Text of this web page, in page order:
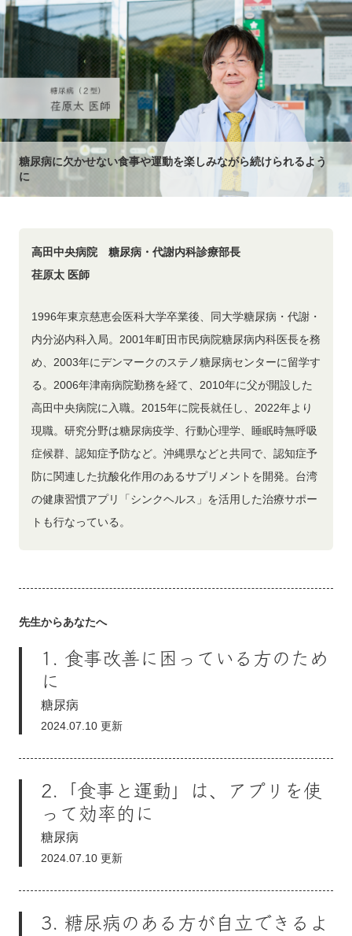
糖尿病に欠かせない食事や運動を楽しみながら続けられるよう
に
高田中央病院 糖尿病・代謝内科診療部長
荏原太 医師
1996年東京慈恵会医科大学卒業後、同大学糖尿病・代謝・
内分泌内科入局。2001年町田市民病院糖尿病内科医長を務
め、2003年にデンマークのステノ糖尿病センターに留学す
る。2006年津南病院勤務を経て、2010年に父が開設した
高田中央病院に入職。2015年に院長就任し、2022年より
現職。研究分野は糖尿病疫学、行動心理学、睡眠時無呼吸
症候群、認知症予防など。沖縄県などと共同で、認知症予
防に関連した抗酸化作用のあるサプリメントを開発。台湾
の健康習慣アプリ「シンクヘルス」を活用した治療サポー
トも行なっている。
先生からあなたへ
1. 食事改善に困っている方のため
に
糖尿病
2024.07.10 更新
2.「食事と運動」は、アプリを使
って効率的に
糖尿病
2024.07.10 更新
3. 糖尿病のある方が自立できるよ